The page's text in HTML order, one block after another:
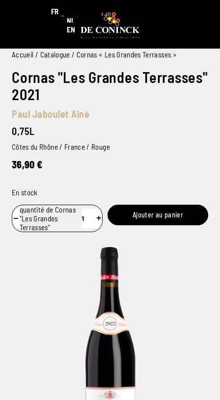
FR
NL
EN
Accueil / Catalogue / Cornas « Les Grandes Terrasses »
Cornas "Les Grandes Terrasses"
2021
Paul Jaboulet Aîné
0,75L
Côtes du Rhône / France / Rouge
36,90 €
En stock
−
quantité de Cornas
"Les Grandes
Terrasses"
+ Ajouter au panier